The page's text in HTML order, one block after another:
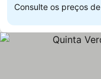
Consulte os preços de